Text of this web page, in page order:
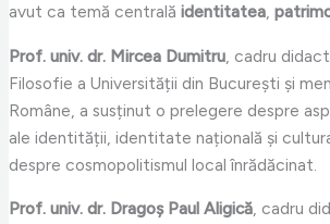
avut ca temă centralăidentitatea,
Prof. univ. dr. Mircea Dumitru , cadru
Filosofie a Universității din București și
Române, a susținut o prelegere despre
ale identității, identitate națională și
despre cosmopolitismul local înrădăcinat.
Prof. univ. dr. Dragoș Paul Aligică, cadru